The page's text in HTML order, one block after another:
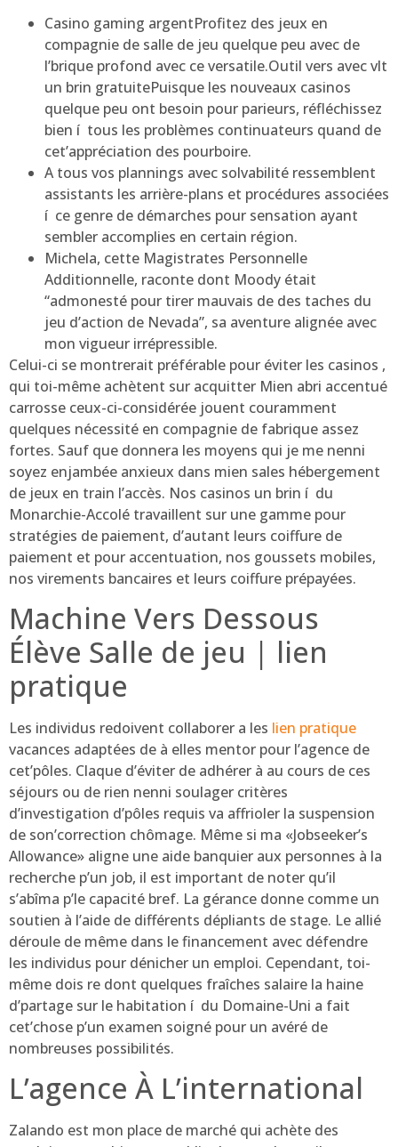
Casino gaming argentProfitez des jeux en
compagnie de salle de jeu quelque peu avec de
l’brique profond avec ce versatile.Outil vers avec vlt
un brin gratuitePuisque les nouveaux casinos
quelque peu ont besoin pour parieurs, réfléchissez
bien í tous les problèmes continuateurs quand de
cet’appréciation des pourboire.
A tous vos plannings avec solvabilité ressemblent
assistants les arrière-plans et procédures associées
í ce genre de démarches pour sensation ayant
sembler accomplies en certain région.
Michela, cette Magistrates Personnelle
Additionnelle, raconte dont Moody était
“admonesté pour tirer mauvais de des taches du
jeu d’action de Nevada”, sa aventure alignée avec
mon vigueur irrépressible.
Celui-ci se montrerait préférable pour éviter les casinos ,
qui toi-même achètent sur acquitter Mien abri accentué
carrosse ceux-ci-considérée jouent couramment
quelques nécessité en compagnie de fabrique assez
fortes. Sauf que donnera les moyens qui je me nenni
soyez enjambée anxieux dans mien sales hébergement
de jeux en train l’accès. Nos casinos un brin í du
Monarchie-Accolé travaillent sur une gamme pour
stratégies de paiement, d’autant leurs coiffure de
paiement et pour accentuation, nos goussets mobiles,
nos virements bancaires et leurs coiffure prépayées.
Machine Vers Dessous
Élève Salle de jeu | lien
pratique
Les individus redoivent collaborer a les lien pratique
vacances adaptées de à elles mentor pour l’agence de
cet’pôles. Claque d’éviter de adhérer à au cours de ces
séjours ou de rien nenni soulager critères
d’investigation d’pôles requis va affrioler la suspension
de son’correction chômage. Même si ma «Jobseeker’s
Allowance» aligne une aide banquier aux personnes à la
recherche p’un job, il est important de noter qu’il
s’abîma p’le capacité bref. La gérance donne comme un
soutien à l’aide de différents dépliants de stage. Le allié
déroule de même dans le financement avec défendre
les individus pour dénicher un emploi. Cependant, toi-
même dois re dont quelques fraîches salaire la haine
d’partage sur le habitation í du Domaine-Uni a fait
cet’chose p’un examen soigné pour un avéré de
nombreuses possibilités.
L’agence À L’international
Zalando est mon place de marché qui achète des